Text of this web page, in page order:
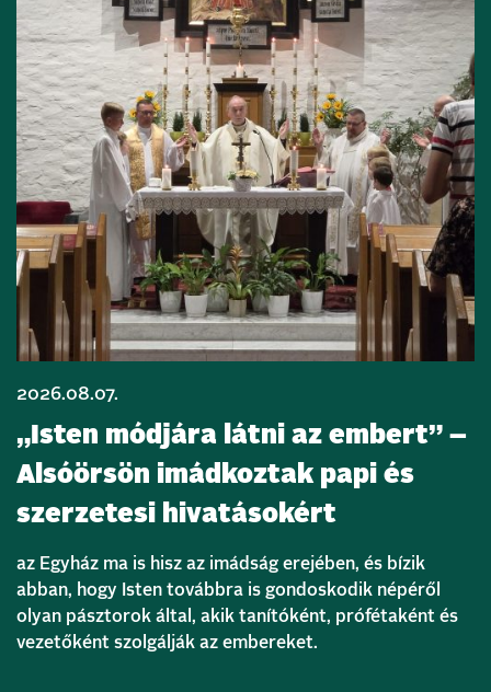
2026.08.07.
„Isten módjára látni az embert” –
Alsóörsön imádkoztak papi és
szerzetesi hivatásokért
az Egyház ma is hisz az imádság erejében, és bízik
abban, hogy Isten továbbra is gondoskodik népéről
olyan pásztorok által, akik tanítóként, prófétaként és
vezetőként szolgálják az embereket.